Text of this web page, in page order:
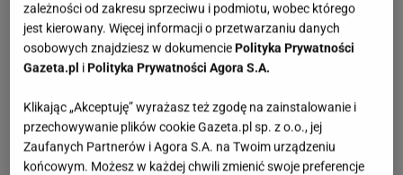
zależności od zakresu sprzeciwu i podmiotu, wobec którego
jest kierowany. Więcej informacji o przetwarzaniu danych
osobowych znajdziesz w dokumenciePolityka Prywatności
Gazeta.pl iPolityka Prywatności Agora S.A.
Klikając „Akceptuję” wyrażasz też zgodę na zainstalowanie i
przechowywanie plików cookie Gazeta.pl sp. z o.o., jej
Zaufanych Partnerów i Agora S.A. na Twoim urządzeniu
końcowym. Możesz w każdej chwili zmienić swoje preferencje